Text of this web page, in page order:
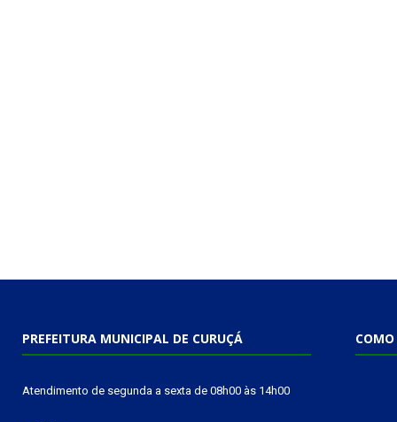
PREFEITURA MUNICIPAL DE CURUÇÁ
Atendimento de segunda a sexta de 08h00 às 14h00
COMO